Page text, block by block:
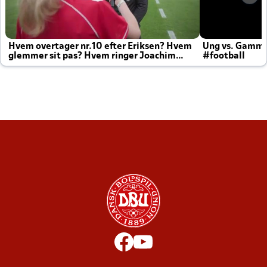
Hvem overtager nr.10 efter Eriksen? Hvem
glemmer sit pas? Hvem ringer Joachim
altid til efter kampe?
Ung vs.
#football